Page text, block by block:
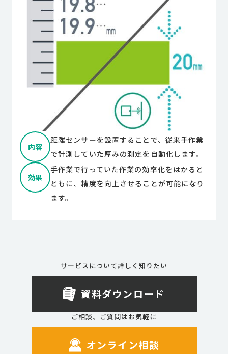
内容
距離センサーを設置することで、従来手作業
で計測していた厚みの測定を自動化します。
効果
手作業で行っていた作業の効率化をはかると
ともに、精度を向上させることが可能になり
ます。
サービスについて詳しく知りたい
資料ダウンロード
ご相談、ご質問はお気軽に
オンライン相談